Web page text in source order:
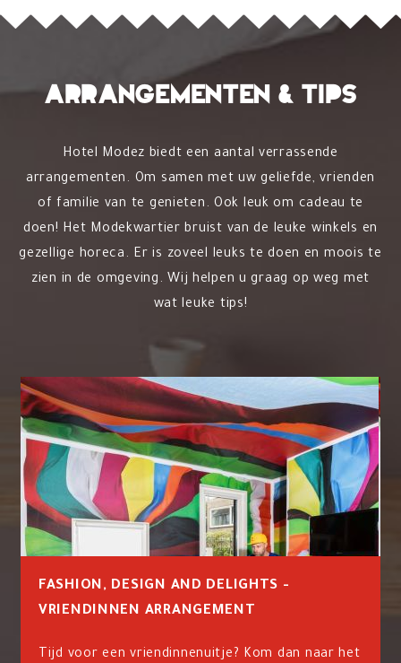
Arrangementen & tips
Hotel Modez biedt een aantal verrassende
arrangementen. Om samen met uw geliefde, vrienden
of familie van te genieten. Ook leuk om cadeau te
doen! Het Modekwartier bruist van de leuke winkels en
gezellige horeca. Er is zoveel leuks te doen en moois te
zien in de omgeving. Wij helpen u graag op weg met
wat leuke tips!
FASHION, DESIGN AND DELIGHTS -
VRIENDINNEN ARRANGEMENT
Tijd voor een vriendinnenuitje? Kom dan naar het